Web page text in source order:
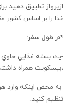
ازپرواز تطبيق دهيد
غذا را بر اساس كشور
*در طول سفر:
-يك بسته غذايي
،بيسكويت همراه
-به محض اينكه وارد
تنظيم كنيد.